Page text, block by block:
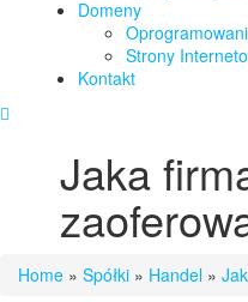
Domeny
Strony
Kontakt
Jaka
Home » Spółki » Handel »